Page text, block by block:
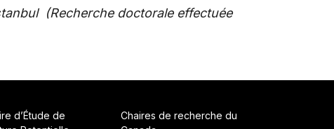
(Recherche doctorale effectuée
d’Étude de
Chaires de recherche du